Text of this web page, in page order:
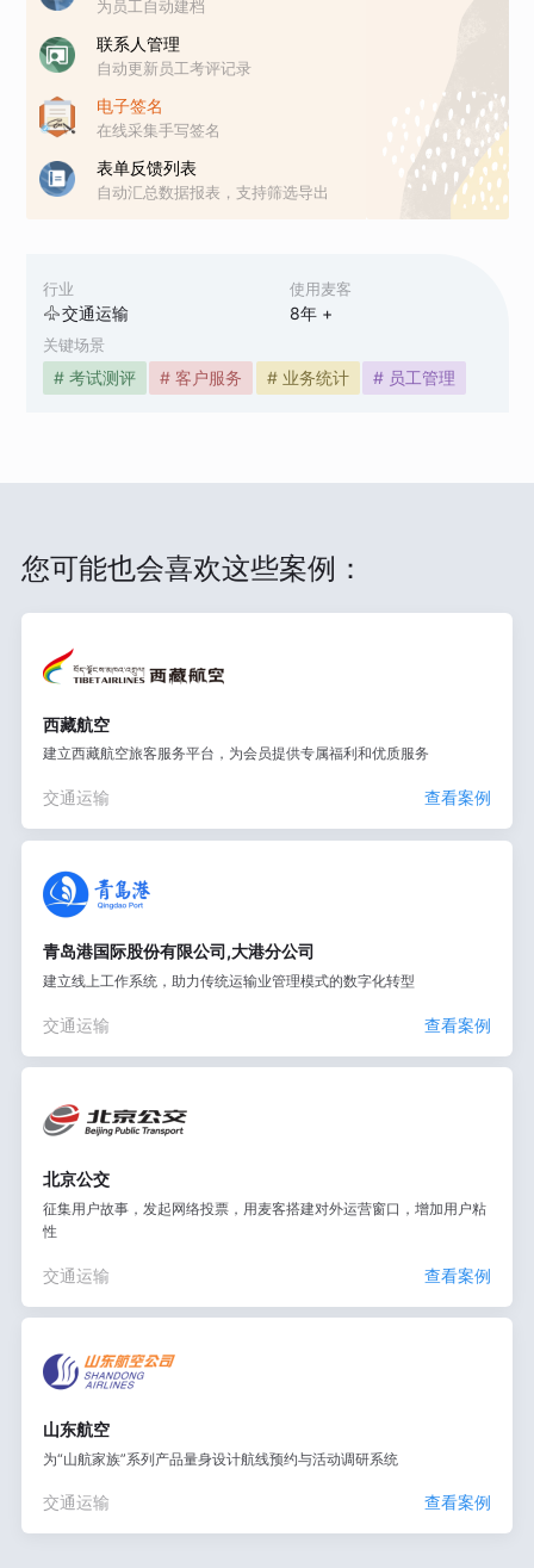
行业
交通运输
使用麦客
8年 +
关键场景
# 考试测评 # 客户服务 # 业务统计 # 员工管理
为员工自动建档
联系人管理
自动更新员工考评记录
电子签名
在线采集手写签名
表单反馈列表
自动汇总数据报表，支持筛选导出
您可能也会喜欢这些案例：
西藏航空
建立西藏航空旅客服务平台，为会员提供专属福利和优质服务
交通运输 查看案例
青岛港国际股份有限公司,大港分公司
建立线上工作系统，助力传统运输业管理模式的数字化转型
交通运输 查看案例
北京公交
征集用户故事，发起网络投票，用麦客搭建对外运营窗口，增加用户粘
性
交通运输 查看案例
山东航空
为“山航家族”系列产品量身设计航线预约与活动调研系统
交通运输 查看案例